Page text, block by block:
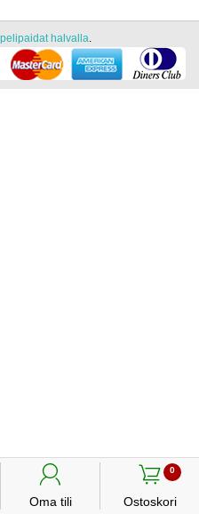
󰃳
Oma tili
0
󰃦
Ostoskori
halvalla.